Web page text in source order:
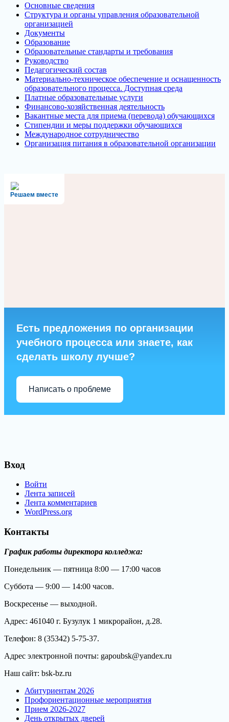
Основные сведения
Структура и органы управления образовательной
организацией
Документы
Образование
Образовательные стандарты и требования
Руководство
Педагогический состав
Материально-техническое обеспечение и оснащенность
образовательного процесса. Доступная среда
Платные образовательные услуги
Финансово-хозяйственная деятельность
Вакантные места для приема (перевода) обучающихся
Стипендии и меры поддержки обучающихся
Международное сотрудничество
Организация питания в образовательной организации
Решаем вместе
Есть предложения по организации
учебного процесса или знаете, как
сделать школу лучше?
Написать о проблеме
Вход
Войти
Лента записей
Лента комментариев
WordPress.org
Контакты
График работы директора колледжа:
Понедельник — пятница 8:00 — 17:00 часов
Суббота — 9:00 — 14:00 часов.
Воскресенье — выходной.
Адрес: 461040 г. Бузулук 1 микрорайон, д.28.
Телефон: 8 (35342) 5-75-37.
Адрес электронной почты: gapoubsk@yandex.ru
Наш сайт: bsk-bz.ru
Абитуриентам 2026
Профориентационные мероприятия
Прием 2026-2027
День открытых дверей